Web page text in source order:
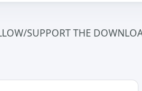
SUPPORT THE